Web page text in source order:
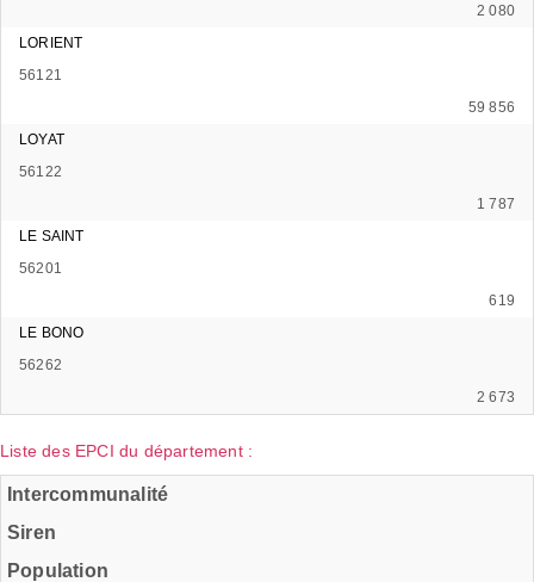
2 080
LORIENT
56121
59 856
LOYAT
56122
1 787
LE SAINT
56201
619
LE BONO
56262
2 673
Liste des EPCI du département :
Intercommunalité
Siren
Population